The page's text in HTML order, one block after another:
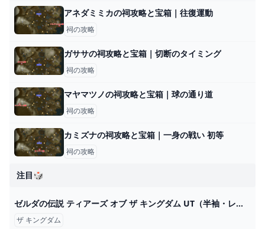
アネダミミカの祠攻略と宝箱｜往復運動
祠の攻略
ガササの祠攻略と宝箱｜切断のタイミング
祠の攻略
マヤマツノの祠攻略と宝箱｜球の通り道
祠の攻略
カミズナの祠攻略と宝箱｜一身の戦い 初等
祠の攻略
注目🎲
ゼルダの伝説 ティアーズ オブ ザ キングダム UT（半袖・レギュラーフィット） ユニクロ（ユニクロ）の通販 - &mall
ザ キングダム